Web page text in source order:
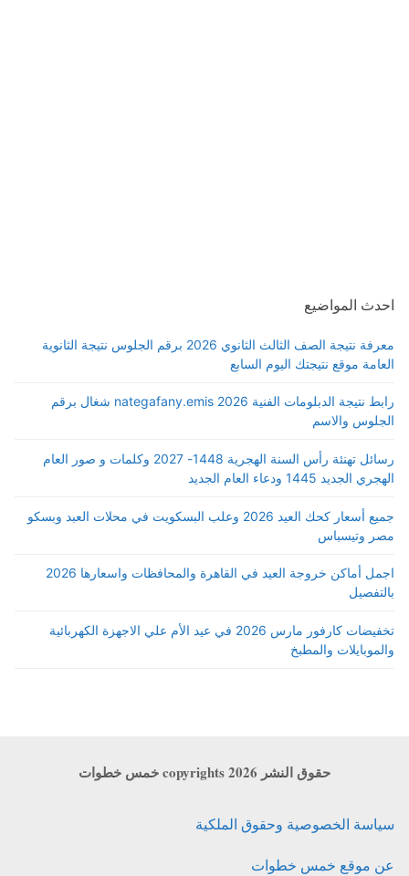
احدث المواضيع
معرفة نتيجة الصف الثالث الثانوي 2026 برقم الجلوس نتيجة الثانوية
العامة موقع نتيجتك اليوم السابع
رابط نتيجة الدبلومات الفنية 2026 nategafany.emis شغال برقم
الجلوس والاسم
رسائل تهنئة رأس السنة الهجرية 1448- 2027 وكلمات و صور العام
الهجري الجديد 1445 ودعاء العام الجديد
جميع أسعار كحك العيد 2026 وعلب البسكويت في محلات العبد وبسكو
مصر وتيسباس
اجمل أماكن خروجة العيد في القاهرة والمحافظات واسعارها 2026
بالتفصيل
تخفيضات كارفور مارس 2026 في عيد الأم علي الاجهزة الكهربائية
والموبايلات والمطبخ
حقوق النشر copyrights 2026 خمس خطوات
سياسة الخصوصية وحقوق الملكية
عن موقع خمس خطوات